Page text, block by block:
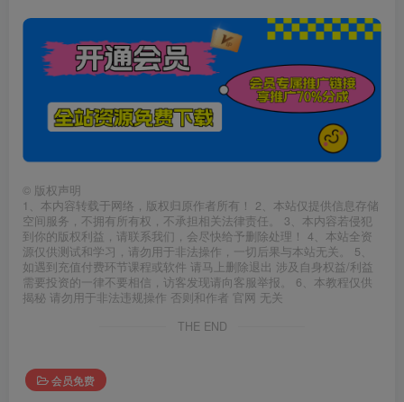
© 版权声明
1、本内容转载于网络，版权归原作者所有！ 2、本站仅提供信息存储
空间服务，不拥有所有权，不承担相关法律责任。 3、本内容若侵犯
到你的版权利益，请联系我们，会尽快给予删除处理！ 4、本站全资
源仅供测试和学习，请勿用于非法操作，一切后果与本站无关。 5、
如遇到充值付费环节课程或软件 请马上删除退出 涉及自身权益/利益
需要投资的一律不要相信，访客发现请向客服举报。 6、本教程仅供
揭秘 请勿用于非法违规操作 否则和作者 官网 无关
THE END
会员免费